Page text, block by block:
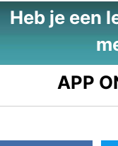
Heb je een
APP